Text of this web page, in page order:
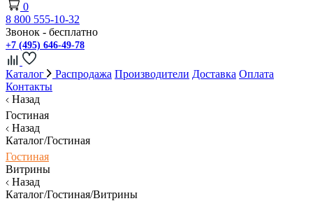
0
8 800 555-10-32
Звонок - бесплатно
+7 (495) 646-49-78
Каталог Распродажа Производители Доставка Оплата
Контакты
Назад
Гостиная
Назад
Каталог/Гостиная
Гостиная
Витрины
Назад
Каталог/Гостиная/Витрины